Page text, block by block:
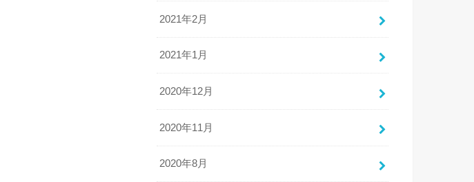
2021年2月
2021年1月
2020年12月
2020年11月
2020年8月